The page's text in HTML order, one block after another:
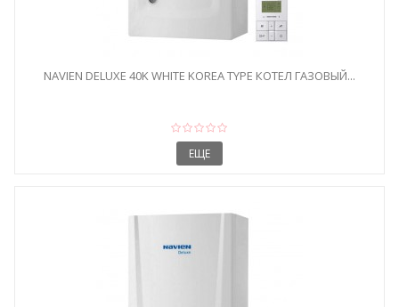
NAVIEN DELUXE 40K WHITE KOREA TYPE КОТЕЛ ГАЗОВЫЙ...
ЕЩЕ